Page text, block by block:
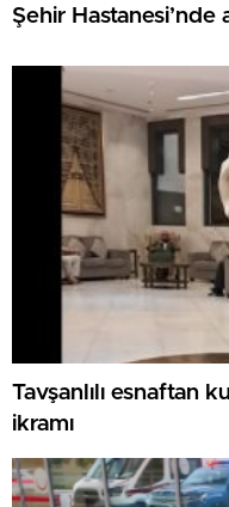
Şehir Hastanesi’nde
Tavşanlılı esnaftan
ikramı